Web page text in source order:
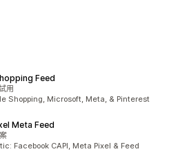
Feed
用
Shopping, Microsoft, Meta, & Pinterest
Meta Feed
Facebook CAPI, Meta Pixel & Feed